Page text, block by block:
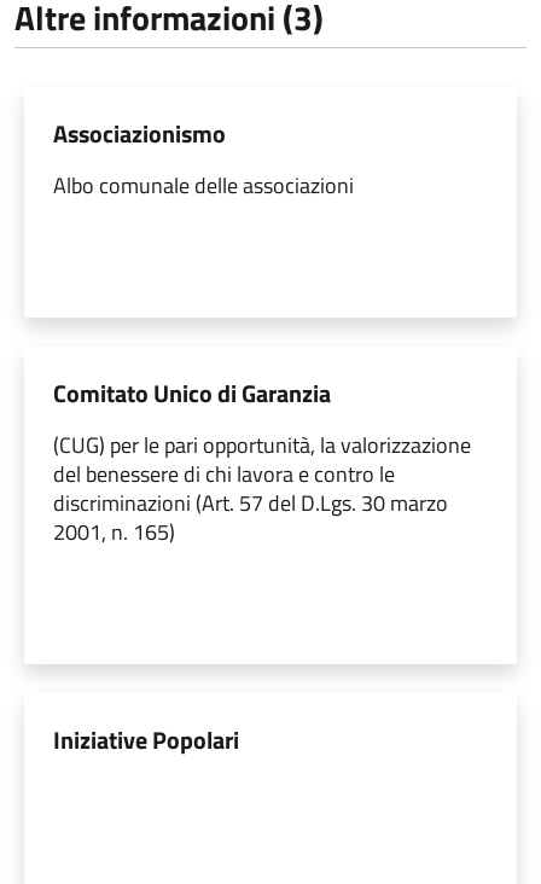
Altre informazioni (3)
Associazionismo
Albo comunale delle associazioni
Comitato Unico di Garanzia
(CUG) per le pari opportunità, la valorizzazione
del benessere di chi lavora e contro le
discriminazioni (Art. 57 del D.Lgs. 30 marzo
2001, n. 165)
Iniziative Popolari